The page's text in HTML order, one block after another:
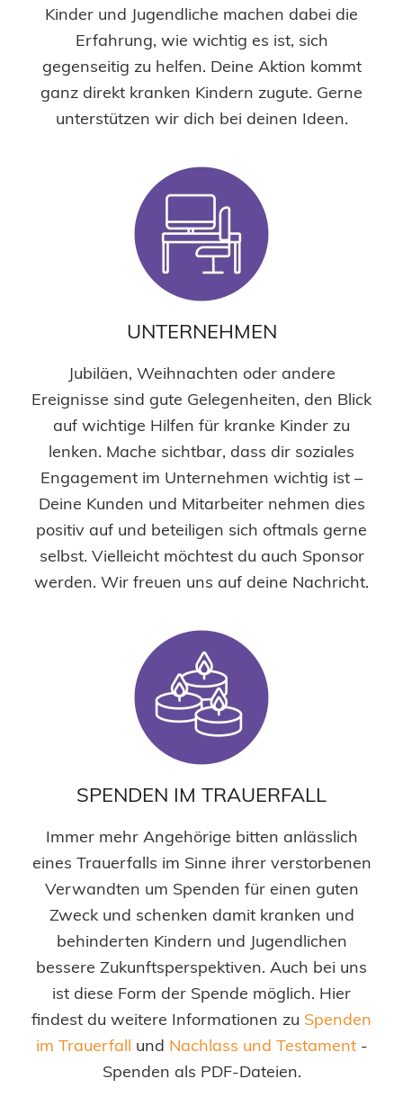
Kinder und Jugendliche machen dabei die
Erfahrung, wie wichtig es ist, sich
gegenseitig zu helfen. Deine Aktion kommt
ganz direkt kranken Kindern zugute. Gerne
unterstützen wir dich bei deinen Ideen.
UNTERNEHMEN
Jubiläen, Weihnachten oder andere
Ereignisse sind gute Gelegenheiten, den Blick
auf wichtige Hilfen für kranke Kinder zu
lenken. Mache sichtbar, dass dir soziales
Engagement im Unternehmen wichtig ist –
Deine Kunden und Mitarbeiter nehmen dies
positiv auf und beteiligen sich oftmals gerne
selbst. Vielleicht möchtest du auch Sponsor
werden. Wir freuen uns auf deine Nachricht.
SPENDEN IM TRAUERFALL
Immer mehr Angehörige bitten anlässlich
eines Trauerfalls im Sinne ihrer verstorbenen
Verwandten um Spenden für einen guten
Zweck und schenken damit kranken und
behinderten Kindern und Jugendlichen
bessere Zukunftsperspektiven. Auch bei uns
ist diese Form der Spende möglich. Hier
findest du weitere Informationen zu Spenden
im Trauerfall und Nachlass und Testament-
Spenden als PDF-Dateien.